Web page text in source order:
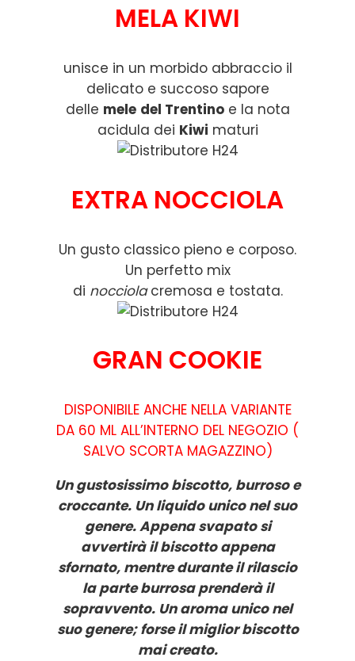
MELA KIWI
unisce in un morbido abbraccio il
delicato e succoso sapore
delle mele del Trentinoe la nota
acidula dei Kiwi maturi
EXTRA NOCCIOLA
Un gusto classico pieno e corposo.
Un perfetto mix
di nocciolacremosa e tostata.
GRAN COOKIE
DISPONIBILE ANCHE NELLA VARIANTE
DA 60 ML ALL’INTERNO DEL NEGOZIO (
SALVO SCORTA MAGAZZINO)
Un gustosissimo biscotto, burroso e
croccante. Un liquido unico nel suo
genere. Appena svapato si
avvertirà il biscotto appena
sfornato, mentre durante il rilascio
la parte burrosa prenderà il
sopravvento. Un aroma unico nel
suo genere; forse il miglior biscotto
mai creato.